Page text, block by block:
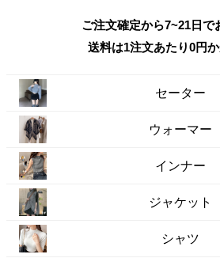
ご注文確定から7~21日で
送料は1注文あたり0円
セーター
ウォーマー
インナー
ジャケット
シャツ